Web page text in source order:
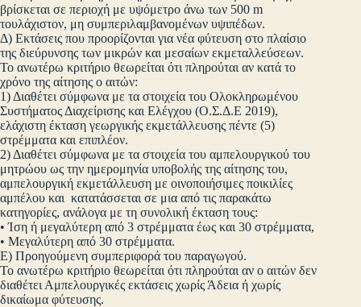
βρίσκεται σε περιοχή με υψόμετρο άνω των 500 m
τουλάχιστον, μη συμπεριλαμβανομένων υψιπέδων.
Δ) Εκτάσεις που προορίζονται για νέα φύτευση στο πλαίσιο
της διεύρυνσης των μικρών και μεσαίων εκμεταλλεύσεων.
Το ανωτέρω κριτήριο θεωρείται ότι πληρούται αν κατά το
χρόνο της αίτησης ο αιτών:
1) Διαθέτει σύμφωνα με τα στοιχεία του Ολοκληρωμένου
Συστήματος Διαχείρισης και Ελέγχου (Ο.Σ.Δ.Ε 2019),
ελάχιστη έκταση γεωργικής εκμετάλλευσης πέντε (5)
στρέμματα και επιπλέον.
2) Διαθέτει σύμφωνα με τα στοιχεία του αμπελουργικού του
μητρώου ως την ημερομηνία υποβολής της αίτησης του,
αμπελουργική εκμετάλλευση με οινοποιήσιμες ποικιλίες
αμπέλου και κατατάσσεται σε μια από τις παρακάτω
κατηγορίες, ανάλογα με τη συνολική έκταση τους:
• Ίση ή μεγαλύτερη από 3 στρέμματα έως και 30 στρέμματα,
• Μεγαλύτερη από 30 στρέμματα.
Ε) Προηγούμενη συμπεριφορά του παραγωγού.
Το ανωτέρω κριτήριο θεωρείται ότι πληρούται αν ο αιτών δεν
διαθέτει Αμπελουργικές εκτάσεις χωρίς Άδεια ή χωρίς
δικαίωμα φύτευσης.